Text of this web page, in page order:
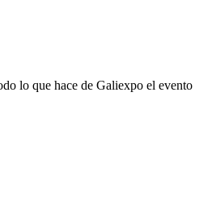
lo que hace de Galiexpo el evento